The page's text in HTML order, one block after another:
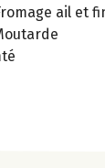
ail et